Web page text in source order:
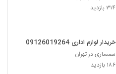
۳۱۴ بازدید
خریدار لوازم اداری 09126019264
سمساری در تهران
۱۸۶ بازدید